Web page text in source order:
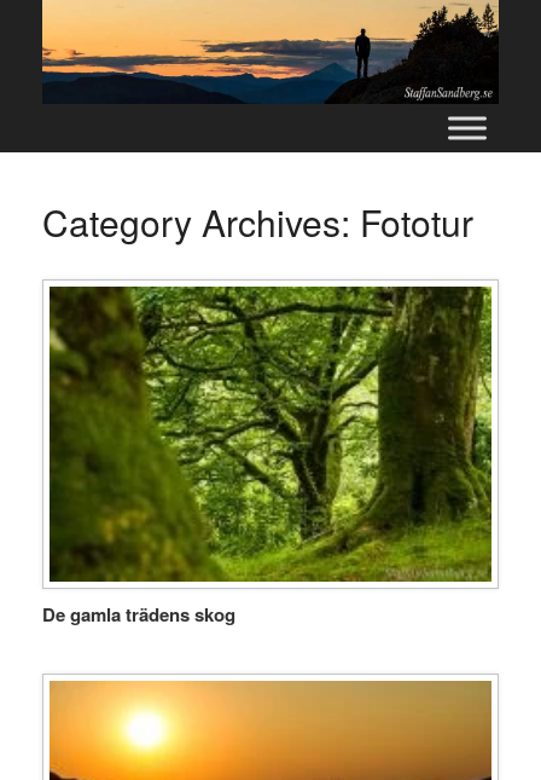
content
Category Archives: Fototur
De gamla trädens skog